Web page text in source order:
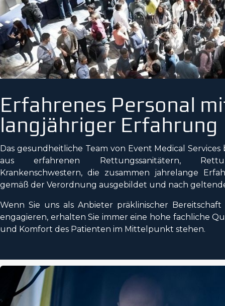
Erfahrenes Personal
langjähriger Erfahrung
Das gesundheitliche Team von Event Medical
aus erfahrenen Rettungssanitätern,
Krankenschwestern, die zusammen jahrelange
gemäß der Verordnung ausgebildet und nach
Wenn Sie uns als Anbieter präklinischer
engagieren, erhalten Sie immer eine hohe fachliche
und Komfort des Patienten im Mittelpunkt stehen.